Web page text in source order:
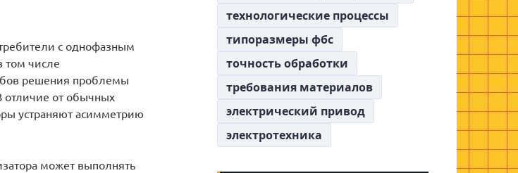
с однофазным
том числе
решения проблемы
отличие от обычных
устраняют асимметрию
может выполнять
технологические процессы
типоразмеры фбс
точность обработки
требования материалов
электрический привод
электротехника